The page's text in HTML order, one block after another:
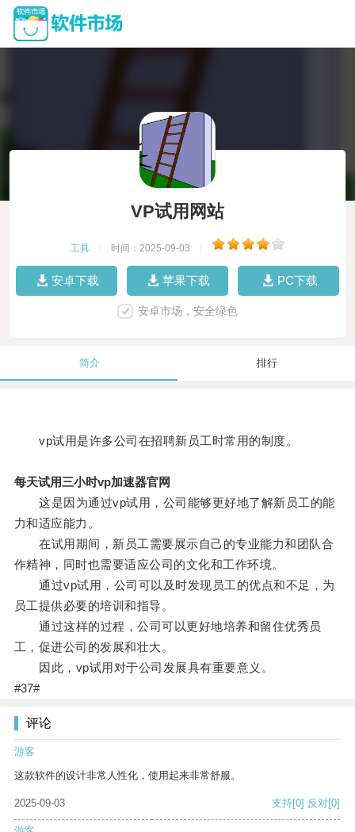
VP试用网站
工具 时间：2025-09-03
安卓下载 苹果下载 PC下载
安卓市场，安全绿色
简介 排行
vp试用是许多公司在招聘新员工时常用的制度。
每天试用三小时vp加速器官网
这是因为通过vp试用，公司能够更好地了解新员工的能
力和适应能力。
在试用期间，新员工需要展示自己的专业能力和团队合
作精神，同时也需要适应公司的文化和工作环境。
通过vp试用，公司可以及时发现员工的优点和不足，为
员工提供必要的培训和指导。
通过这样的过程，公司可以更好地培养和留住优秀员
工，促进公司的发展和壮大。
因此，vp试用对于公司发展具有重要意义。
#37#
评论
游客
这款软件的设计非常人性化，使用起来非常舒服。
2025-09-03 支持[0] 反对[0]